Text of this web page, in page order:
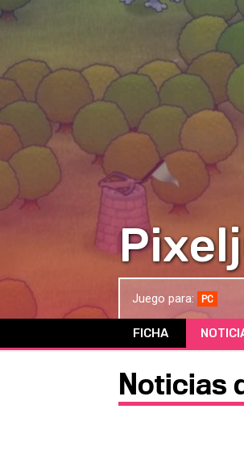
Juego para: PC
FICHA
Noticias